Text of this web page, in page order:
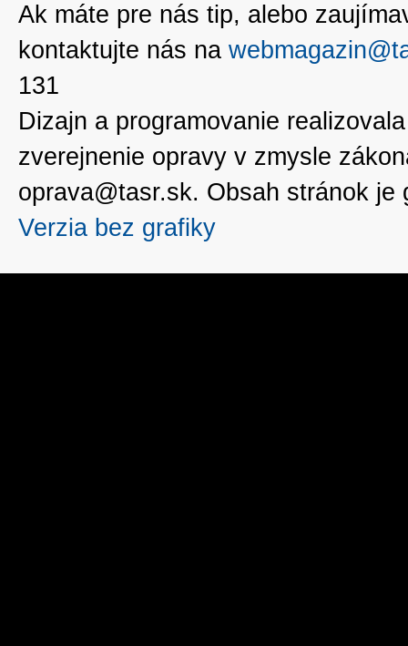
Ak máte pre nás tip, alebo
kontaktujte nás na
131
Dizajn a programovanie
zverejnenie opravy v zmysle
oprava@tasr.sk. Obsah stránok
Verzia bez grafiky